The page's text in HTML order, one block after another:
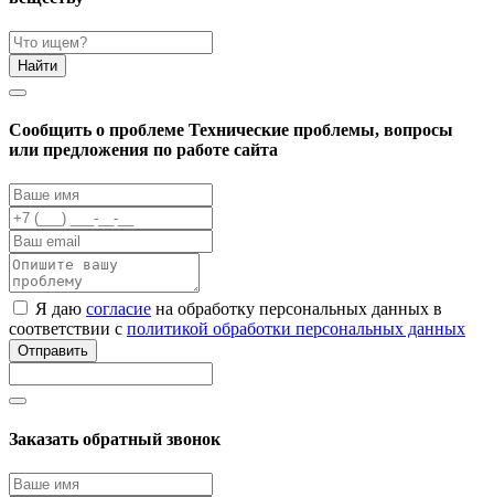
Найти
Cообщить о проблеме Технические проблемы, вопросы
или предложения по работе сайта
Я даю согласие на обработку персональных данных в
соответствии с политикой обработки персональных данных
Отправить
Заказать обратный звонок